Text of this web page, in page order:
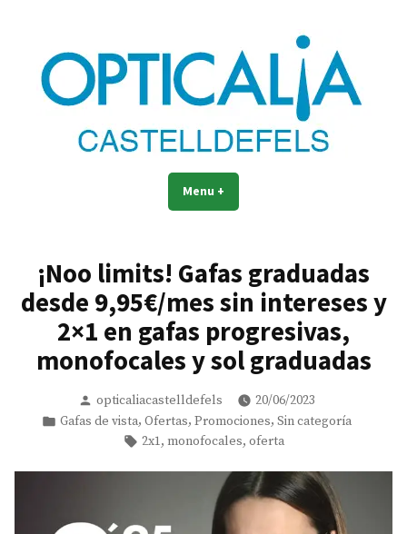
content
La óptica mejor valorada de
Castelldefels
La óptica mejor valorada de Castelldefels
Menu +
¡Noo limits! Gafas graduadas
desde 9,95€/mes sin intereses y
2×1 en gafas progresivas,
monofocales y sol graduadas
Posted
by
opticaliacastelldefels
20/06/2023
Posted
Gafas de vista, Ofertas, Promociones, Sin categoría
Tags:
2x1, monofocales, oferta